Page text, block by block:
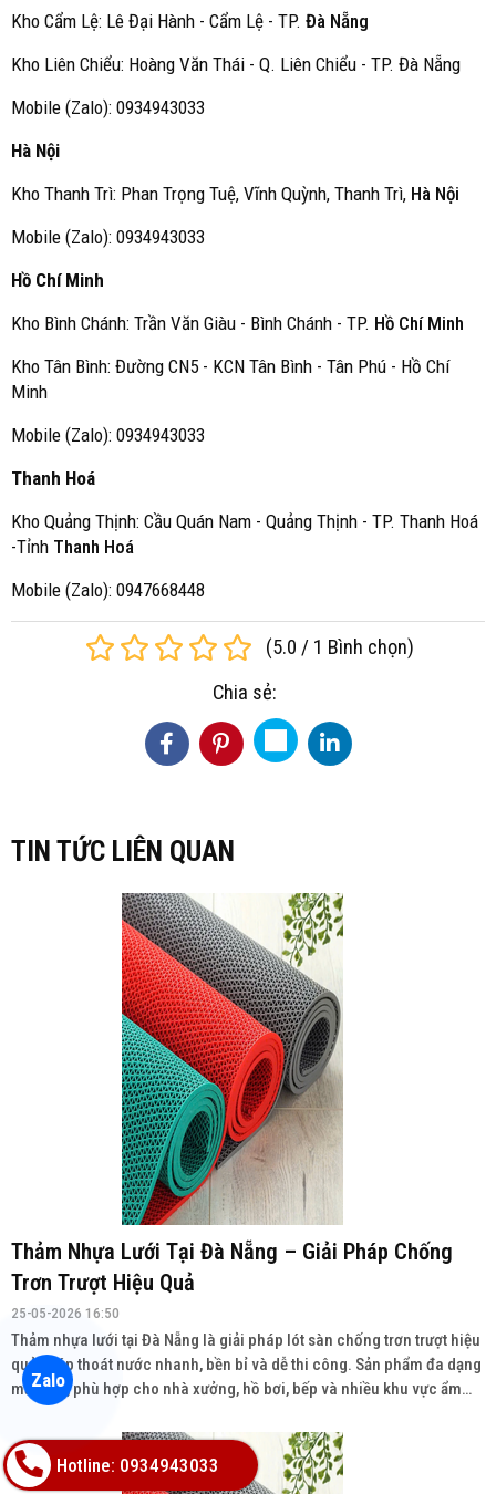
Kho Cẩm Lệ: Lê Đại Hành - Cẩm Lệ - TP. Đà Nẵng
Kho Liên Chiểu: Hoàng Văn Thái - Q. Liên Chiểu - TP. Đà Nẵng
Mobile (Zalo): 0934943033
Hà Nội
Kho Thanh Trì: Phan Trọng Tuệ, Vĩnh Quỳnh, Thanh Trì, Hà Nội
Mobile (Zalo): 0934943033
Hồ Chí Minh
Kho Bình Chánh: Trần Văn Giàu - Bình Chánh - TP. Hồ Chí Minh
Kho Tân Bình: Đường CN5 - KCN Tân Bình - Tân Phú - Hồ Chí
Minh
Mobile (Zalo): 0934943033
Thanh Hoá
Kho Quảng Thịnh: Cầu Quán Nam - Quảng Thịnh - TP. Thanh Hoá
-Tỉnh Thanh Hoá
Mobile (Zalo): 0947668448
(5.0 / 1 Bình chọn)
Chia sẻ:
TIN TỨC LIÊN QUAN
Thảm Nhựa Lưới Tại Đà Nẵng – Giải Pháp Chống
Trơn Trượt Hiệu Quả
25-05-2026 16:50
Thảm nhựa lưới tại Đà Nẵng là giải pháp lót sàn chống trơn trượt hiệu
quả, giúp thoát nước nhanh, bền bỉ và dễ thi công. Sản phẩm đa dạng
mẫu mã, phù hợp cho nhà xưởng, hồ bơi, bếp và nhiều khu vực ẩm
Hotline: 0934943033
Zalo